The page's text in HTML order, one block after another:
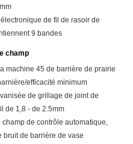
de fil de rasoir de
9 bandes
champ
machine 45 de barrière de prairie
efficacité minimum
de grillage de joint de
de 1,8 - de 2.5mm
de contrôle automatique,
bruit de barrière de vase